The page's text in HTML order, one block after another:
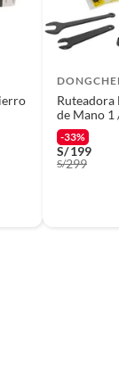
Ruteadora
de Mano 1 / 4″ Dongcheng
DMP04-6B
Inclinada
-33%
S/199
S/299